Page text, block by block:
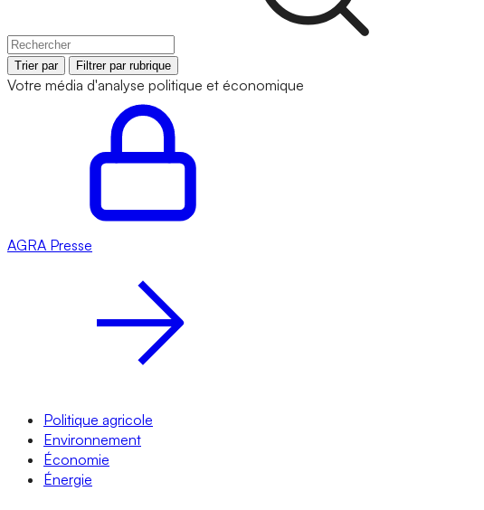
Trier par Filtrer par rubrique
Votre média d'analyse politique et économique
AGRA Presse
Politique agricole
Environnement
Économie
Énergie